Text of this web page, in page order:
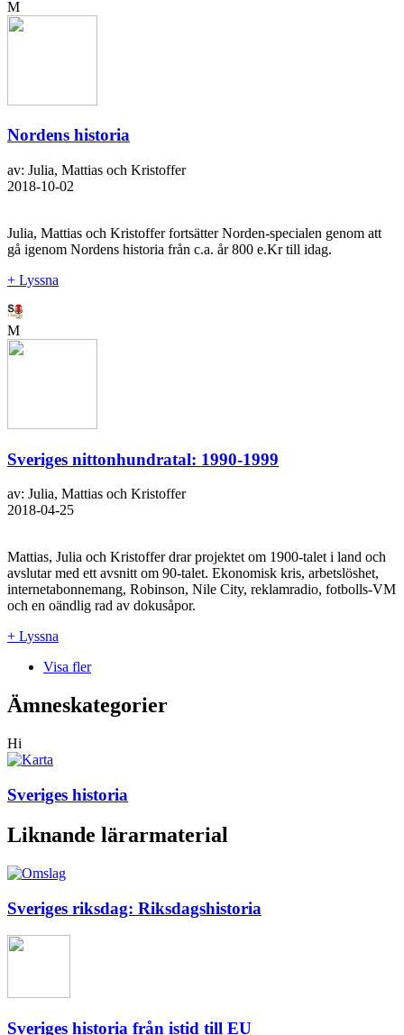
M
Nordens historia
av: Julia, Mattias och Kristoffer
2018-10-02
Julia, Mattias och Kristoffer fortsätter Norden-specialen genom att
gå igenom Nordens historia från c.a. år 800 e.Kr till idag.
+ Lyssna
M
Sveriges nittonhundratal: 1990-1999
av: Julia, Mattias och Kristoffer
2018-04-25
Mattias, Julia och Kristoffer drar projektet om 1900-talet i land och
avslutar med ett avsnitt om 90-talet. Ekonomisk kris, arbetslöshet,
internetabonnemang, Robinson, Nile City, reklamradio, fotbolls-VM
och en oändlig rad av dokusåpor.
+ Lyssna
Visa fler
Ämneskategorier
Hi
Sveriges historia
Liknande lärarmaterial
Sveriges riksdag: Riksdagshistoria
Sveriges historia från istid till EU